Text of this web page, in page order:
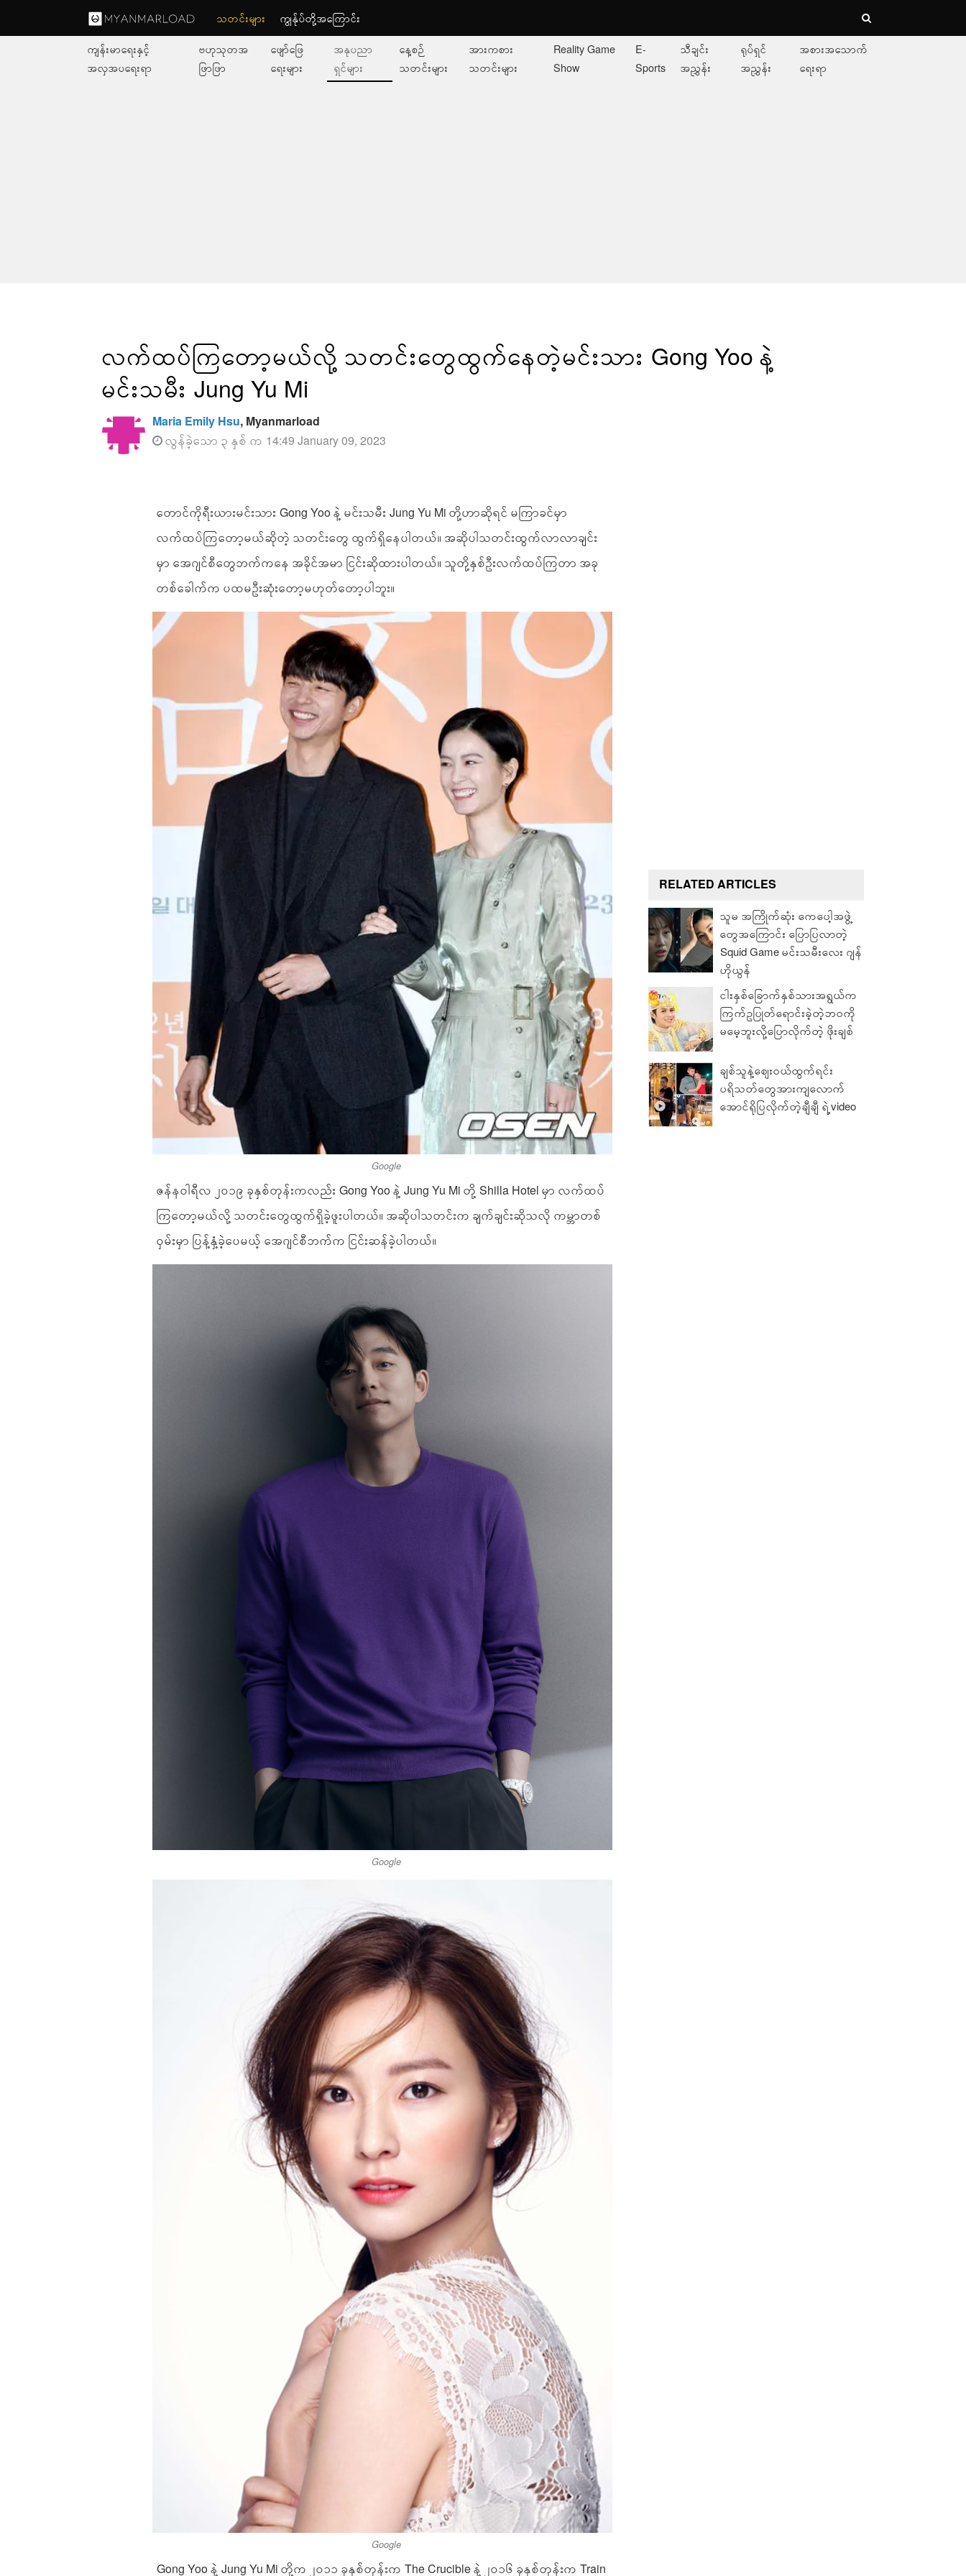
သတင်းများ ကျွနု်ပ်တို့အကြောင်း
ကျန်းမာရေးနှင့်
အလှအပရေးရာ
ဗဟုသုတအ
ဖြာဖြာ
ဖျော်ဖြေ
ရေးများ
အနုပညာ
ရှင်များ
နေ့စဉ်
သတင်းများ
အားကစား
သတင်းများ
Reality Game
Show
E-
Sports
သီချင်း
အညွှန်း
ရုပ်ရှင်
အညွှန်း
အစားအသောက်
ရေးရာ
လက်ထပ်ကြတော့မယ်လို့ သတင်းတွေထွက်နေတဲ့မင်းသား Gong Yoo နဲ့
မင်းသမီး Jung Yu Mi
Maria Emily Hsu, Myanmarload
လွန်ခဲ့သော ၃ နှစ် က 14:49 January 09, 2023
တောင်ကိုရီးယားမင်းသား Gong Yoo နဲ့ မင်းသမီး Jung Yu Mi တို့ဟာဆိုရင် မကြာခင်မှာ
လက်ထပ်ကြတော့မယ်ဆိုတဲ့ သတင်းတွေ ထွက်ရှိနေပါတယ်။ အဆိုပါသတင်းထွက်လာလာချင်း
မှာ အေဂျင်စီတွေဘက်ကနေ အခိုင်အမာ ငြင်းဆိုထားပါတယ်။ သူတို့နှစ်ဦးလက်ထပ်ကြတာ အခု
တစ်ခေါက်က ပထမဦးဆုံးတော့မဟုတ်တော့ပါဘူး။
Google
ဇန်နဝါရီလ ၂၀၁၉ ခုနှစ်တုန်းကလည်း Gong Yoo နဲ့ Jung Yu Mi တို့ Shilla Hotel မှာ လက်ထပ်
ကြတော့မယ်လို့ သတင်းတွေထွက်ရှိခဲ့ဖူးပါတယ်။ အဆိုပါသတင်းက ချက်ချင်းဆိုသလို ကမ္ဘာတစ်
ဝှမ်းမှာ ပြန့်နှံ့ခဲ့ပေမယ့် အေဂျင်စီဘက်က ငြင်းဆန်ခဲ့ပါတယ်။
Google
Google
Gong Yoo နဲ့ Jung Yu Mi တို့က ၂၀၁၁ ခုနှစ်တုန်းက The Crucible နဲ့ ၂၀၁၆ ခုနှစ်တုန်းက Train
RELATED ARTICLES
သူမ အကြိုက်ဆုံး ကေပေါ့အဖွဲ့
တွေအကြောင်း ပြောပြလာတဲ့
Squid Game မင်းသမီးလေး ဂျန်
ဟိုယွန်
ငါးနှစ်ခြောက်နှစ်သားအရွယ်က
ကြက်ဥပြုတ်ရောင်းခဲ့တဲ့ဘဝကို
မမေ့ဘူးလို့ပြောလိုက်တဲ့ ဖိုးချစ်
ချစ်သူနဲ့ဈေးဝယ်ထွက်ရင်း
ပရိသတ်တွေအားကျလောက်
အောင်ရိုပြလိုက်တဲ့ချီချီ ရဲ့video